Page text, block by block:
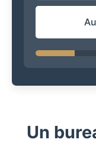
Un